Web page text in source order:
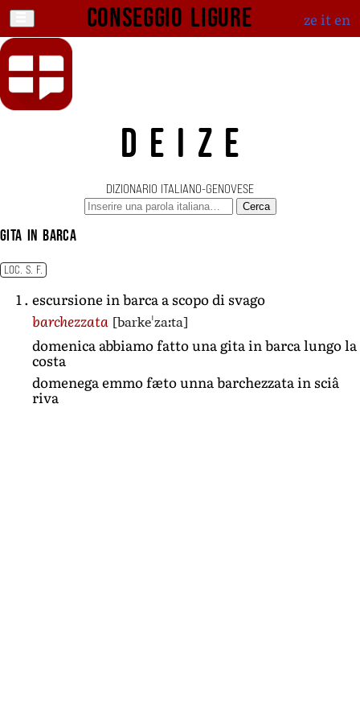
Conseggio ligure ze iten
DEIZE
DIZIONARIO ITALIANO-GENOVESE
Cerca
gita in barca
LOC. S. F.
escursione in barca a scopo di svago
barchezzata [barkeˈzaːta]
domenica abbiamo fatto una gita in barca lungo la
costa
domenega emmo fæto unna barchezzata in sciâ
riva